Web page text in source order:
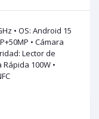
• OS: Android 15
• Cámara
Lector de
100W •